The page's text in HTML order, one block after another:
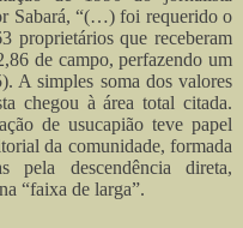
Sabará, “(…) foi requerido o
proprietários que receberam
de campo, perfazendo um
A simples soma dos valores
chegou à área total citada.
de usucapião teve papel
da comunidade, formada
pela descendência direta,
“faixa de larga”.